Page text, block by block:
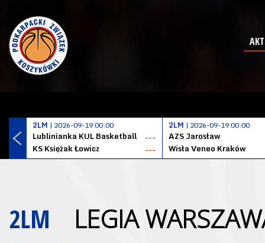
2LM | 2026-09-19 00:00
Lublinianka KUL Basketball
---
KS Księżak Łowicz
---
2LM | 2026-09-19 00:00
AZS Jarosław
Wisła Veneo Kraków
2LM LEGIA